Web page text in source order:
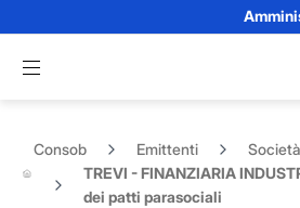
Apri menu di navigazione
Consob Emittenti
TREVI - FINANZIARIA
dei patti parasociali